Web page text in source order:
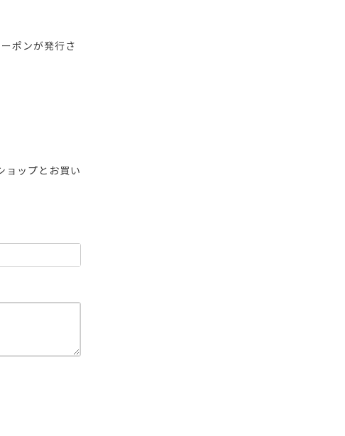
ポンが発行さ
ョップとお買い